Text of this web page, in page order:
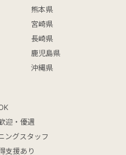
熊本県
宮崎県
長崎県
鹿児島県
沖縄県
迎・優遇
ングスタッフ
支援あり